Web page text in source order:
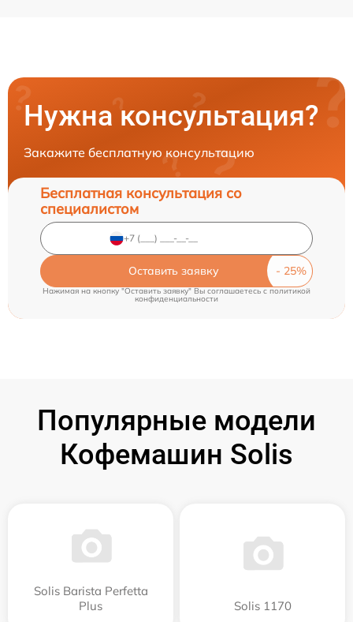
Нужна консультация?
Закажите бесплатную консультацию
Бесплатная консультация со
специалистом
Оставить заявку
Нажимая на кнопку "Оставить заявку" Вы соглашаетесь cполитикой
конфиденциальности
Популярные модели
Кофемашин Solis
Solis Barista Perfetta
Plus
Solis 1170